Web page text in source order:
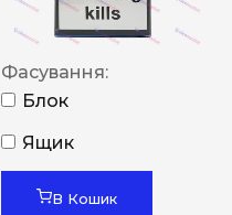
Фасування:
Блок
Ящик
В Кошик